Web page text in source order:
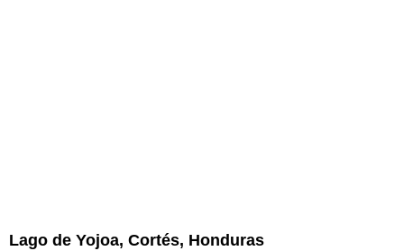
Lago de Yojoa, Cortés, Honduras